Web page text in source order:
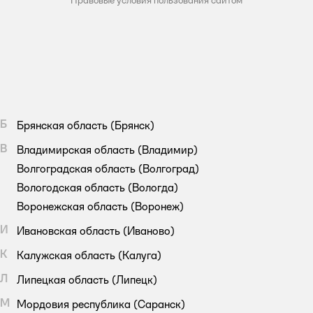
Б Брянская область (Брянск)
В
Владимирская область (Владимир)
Волгоградская область (Волгоград)
Вологодская область (Вологда)
Воронежская область (Воронеж)
И
Ивановская область (Иваново)
К
Калужская область (Калуга)
Л
Липецкая область (Липецк)
М
Мордовия республика (Саранск)